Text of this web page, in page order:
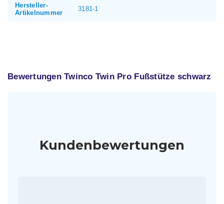
Hersteller-
Artikelnummer
3181-1
Bewertungen Twinco Twin Pro Fußstütze schwarz
Kundenbewertungen